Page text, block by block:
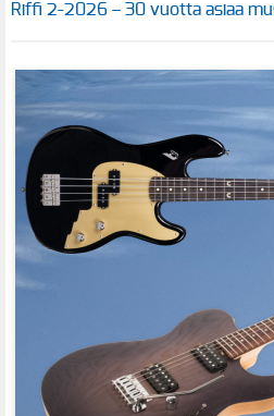
Riffi 2-2026 – 30 vuotta asiaa